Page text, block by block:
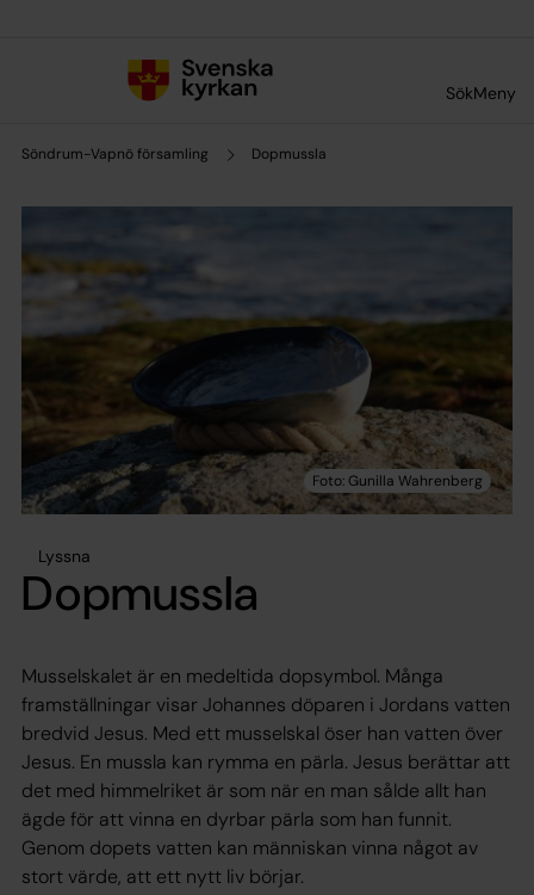
SökMeny
Söndrum-Vapnö församling Dopmussla
Lyssna
Dopmussla
Musselskalet är en medeltida dopsymbol. Många
framställningar visar Johannes döparen i Jordans vatten
bredvid Jesus. Med ett musselskal öser han vatten över
Jesus. En mussla kan rymma en pärla. Jesus berättar att
det med himmelriket är som när en man sålde allt han
ägde för att vinna en dyrbar pärla som han funnit.
Genom dopets vatten kan människan vinna något av
stort värde, att ett nytt liv börjar.